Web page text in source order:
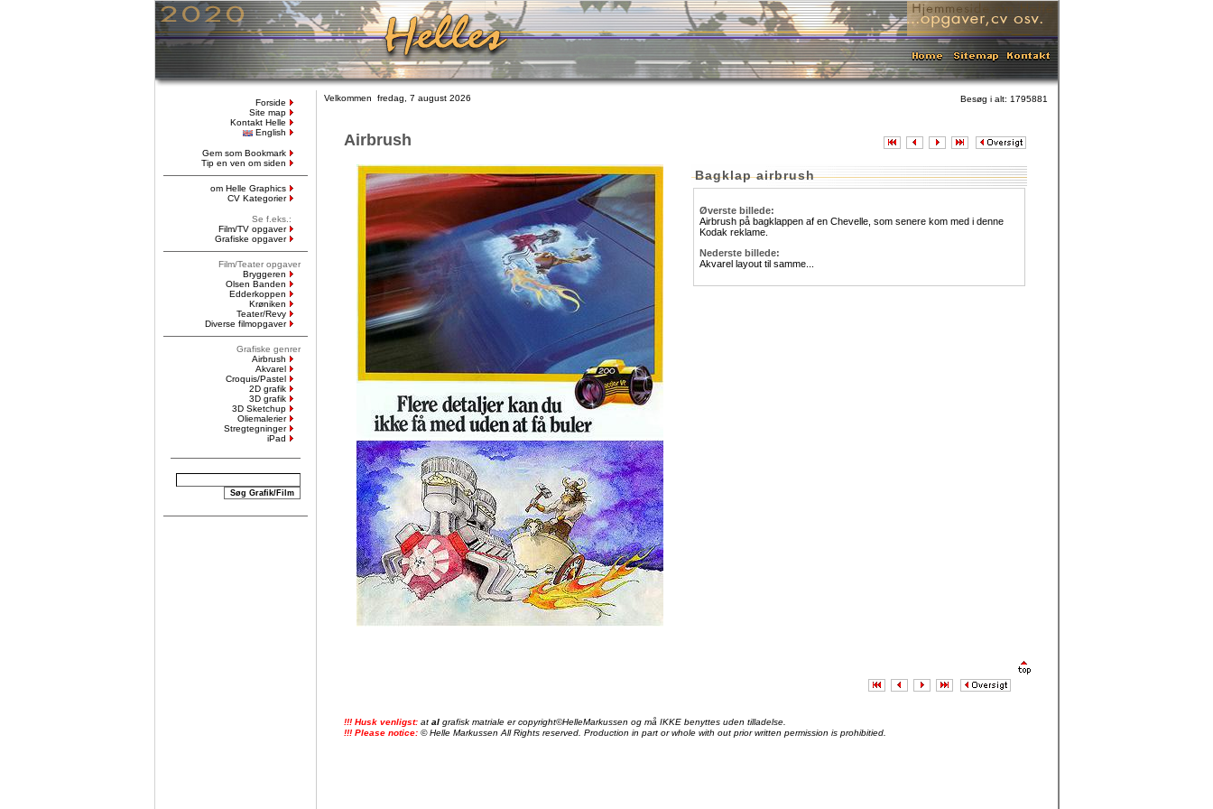
Forside
Site map
Kontakt Helle
English
Gem som Bookmark
Tip en ven om siden
om Helle Graphics
CV Kategorier
Se f.eks.:
Film/TV opgaver
Grafiske opgaver
Film/Teater opgaver
Bryggeren
Olsen Banden
Edderkoppen
Krøniken
Teater/Revy
Diverse filmopgaver
Grafiske genrer
Airbrush
Akvarel
Croquis/Pastel
2D grafik
3D grafik
3D Sketchup
Oliemalerier
Stregtegninger
iPad
Besøg i alt: 1795881
Velkommen fredag, 7 august 2026
Airbrush
Bagklap airbrush
Øverste billede:
Airbrush på bagklappen af en Chevelle, som senere kom med i denne
Kodak reklame.
Nederste billede:
Akvarel layout til samme...
!!! Husk venligst:at al grafisk matriale er copyright©HelleMarkussen og må IKKE benyttes uden tilladelse.
!!! Please notice:© Helle Markussen All Rights reserved. Production in part or whole with out prior written permission is prohibitied.